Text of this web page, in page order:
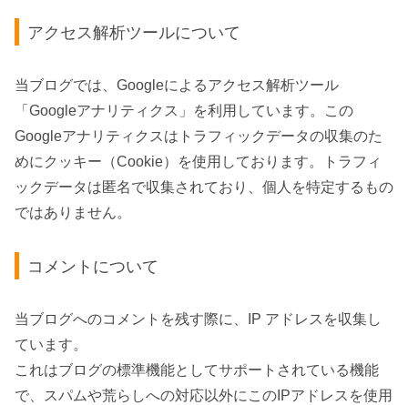
アクセス解析ツールについて
当ブログでは、Googleによるアクセス解析ツール
「Googleアナリティクス」を利用しています。この
Googleアナリティクスはトラフィックデータの収集のた
めにクッキー（Cookie）を使用しております。トラフィ
ックデータは匿名で収集されており、個人を特定するもの
ではありません。
コメントについて
当ブログへのコメントを残す際に、IP アドレスを収集し
ています。
これはブログの標準機能としてサポートされている機能
で、スパムや荒らしへの対応以外にこのIPアドレスを使用